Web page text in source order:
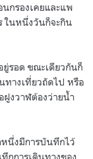
กรองเคยและแพ
ในหนึ่งวันก็จะกิน
รอด ขณะเดียวกันก็
ทางเที่ยวถัดไป หรือ
งวาฬต้องว่ายน้ำ
นึ่งมีการบันทึกไว้
กการเดินทางของ